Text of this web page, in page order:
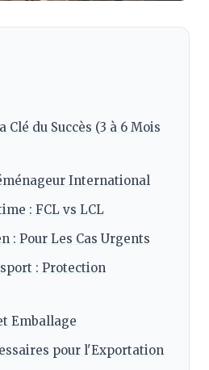
du Succès (3 à 6 Mois
International
: FCL vs LCL
: Pour Les Cas Urgents
: Protection
Emballage
pour l'Exportation